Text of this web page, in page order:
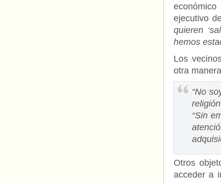
económico
ejecutivo
quieren
hemos
Los
otra
“No
“Sin
Otros
acceder a